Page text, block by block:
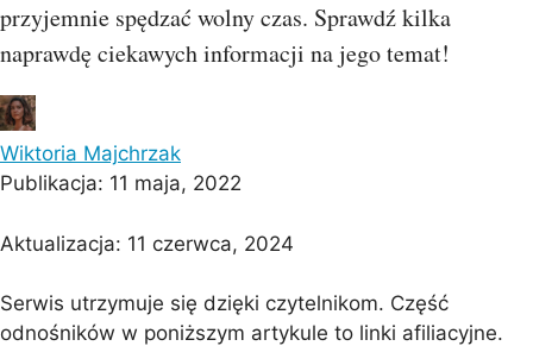
przyjemnie spędzać wolny czas. Sprawdź kilka
naprawdę ciekawych informacji na jego temat!
Wiktoria Majchrzak
Publikacja: 11 maja, 2022
Aktualizacja: 11 czerwca, 2024
Serwis utrzymuje się dzięki czytelnikom. Część
odnośników w poniższym artykule to linki afiliacyjne.